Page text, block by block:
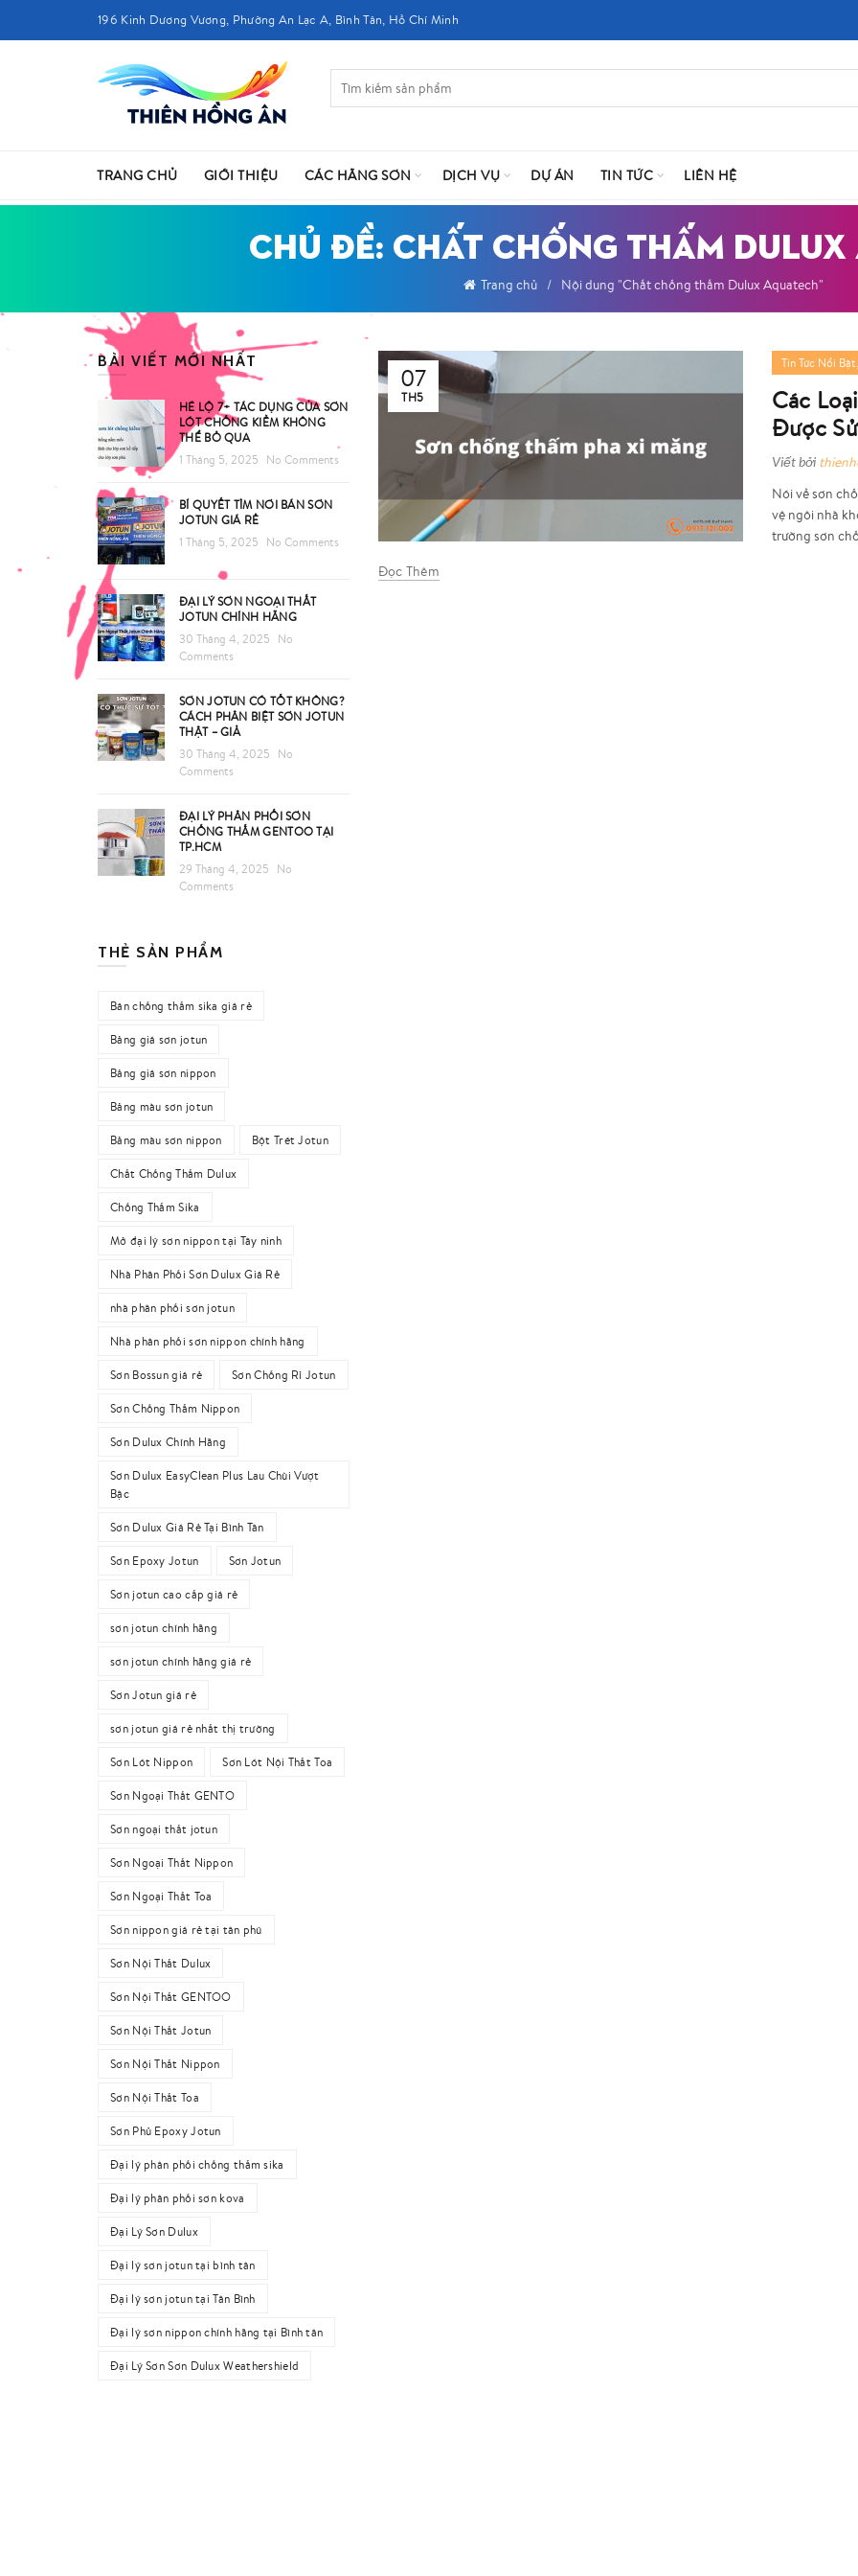
196 Kinh Dương Vương, Phường An Lạc A, Bình Tân, Hồ Chí Minh
TRANG CHỦ GIỚI THIỆU CÁC HÃNG SƠN DỊCH VỤ DỰ ÁN TIN TỨC LIÊN HỆ
CHỦ ĐỀ: CHẤT CHỐNG THẤM DULUX
Trang chủ Nội dung "Chất chống thấm Dulux Aquatech"
07
TH5
Tin Tức Nổi Bật,
Các
Được
Viết bởi
Nói về sơn
vệ ngôi nhà
trường sơn
Đọc Thêm
BÀI VIẾT MỚI NHẤT
HÉ LỘ 7+ TÁC DỤNG CỦA SƠN
LÓT CHỐNG KIỀM KHÔNG
THỂ BỎ QUA
1 Tháng 5, 2025
No Comments
BÍ QUYẾT TÌM NƠI BÁN SƠN
JOTUN GIÁ RẺ
1 Tháng 5, 2025
No Comments
ĐẠI LÝ SƠN NGOẠI THẤT
JOTUN CHÍNH HÃNG
30 Tháng 4, 2025
No
Comments
SƠN JOTUN CÓ TỐT KHÔNG?
CÁCH PHÂN BIỆT SƠN JOTUN
THẬT – GIẢ
30 Tháng 4, 2025
No
Comments
ĐẠI LÝ PHÂN PHỐI SƠN
CHỐNG THẤM GENTOO TẠI
TP.HCM
29 Tháng 4, 2025
No
Comments
THẺ SẢN PHẨM
Bán chống thấm sika giá rẻ
Bảng giá sơn jotun
Bảng giá sơn nippon
Bảng màu sơn jotun
Bảng màu sơn nippon Bột Trét Jotun
Chất Chống Thấm Dulux
Chống Thấm Sika
Mở đại lý sơn nippon tại Tây ninh
Nhà Phân Phối Sơn Dulux Giá Rẻ
nhà phân phối sơn jotun
Nhà phân phối sơn nippon chính hãng
Sơn Bossun giá rẻ Sơn Chống Rỉ Jotun
Sơn Chống Thấm Nippon
Sơn Dulux Chính Hãng
Sơn Dulux EasyClean Plus Lau Chùi Vượt
Bậc
Sơn Dulux Giá Rẻ Tại Bình Tân
Sơn Epoxy Jotun Sơn Jotun
Sơn jotun cao cấp giá rẻ
sơn jotun chính hãng
sơn jotun chính hãng giá rẻ
Sơn Jotun giá rẻ
sơn jotun giá rẻ nhất thị trường
Sơn Lót Nippon Sơn Lót Nội Thất Toa
Sơn Ngoại Thất GENTO
Sơn ngoại thất jotun
Sơn Ngoại Thất Nippon
Sơn Ngoại Thất Toa
Sơn nippon giá rẻ tại tân phú
Sơn Nội Thất Dulux
Sơn Nội Thất GENTOO
Sơn Nội Thất Jotun
Sơn Nội Thất Nippon
Sơn Nội Thất Toa
Sơn Phủ Epoxy Jotun
Đại lý phân phối chống thấm sika
Đại lý phân phối sơn kova
Đại Lý Sơn Dulux
Đại lý sơn jotun tại bình tân
Đại lý sơn jotun tại Tân Bình
Đại lý sơn nippon chính hãng tại Bình tân
Đại Lý Sơn Sơn Dulux Weathershield